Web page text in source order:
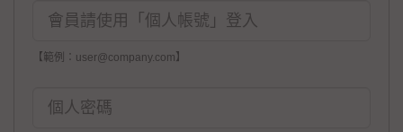
【範例：user@company.com】